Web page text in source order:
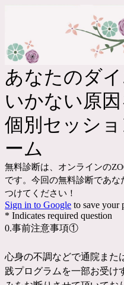
あなたのダ
いかない原
個別セッショ
ーム
無料診断は、オンラインの
です。今回の無料診断であ
つけてください！
Sign in to Google to save your
* Indicates required question
0.事前注意事項①
心身の不調などで通院また
践プログラムを一部お受け